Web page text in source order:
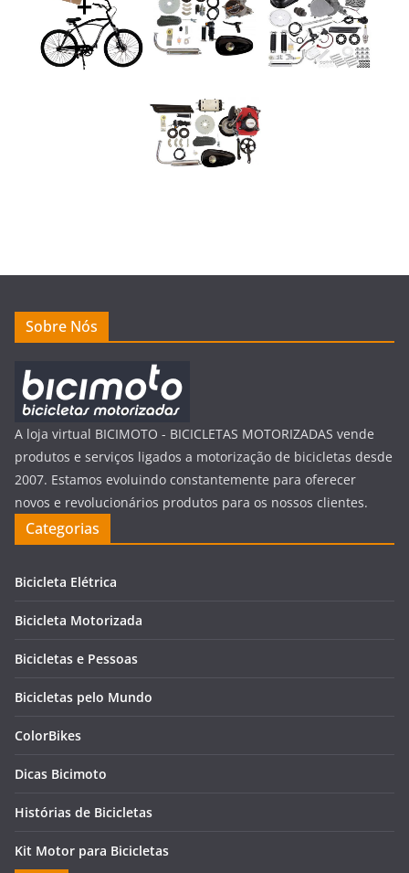
Sobre Nós
A loja virtual BICIMOTO - BICICLETAS MOTORIZADAS vende
produtos e serviços ligados a motorização de bicicletas desde
2007. Estamos evoluindo constantemente para oferecer
novos e revolucionários produtos para os nossos clientes.
Categorias
Bicicleta Elétrica
Bicicleta Motorizada
Bicicletas e Pessoas
Bicicletas pelo Mundo
ColorBikes
Dicas Bicimoto
Histórias de Bicicletas
Kit Motor para Bicicletas